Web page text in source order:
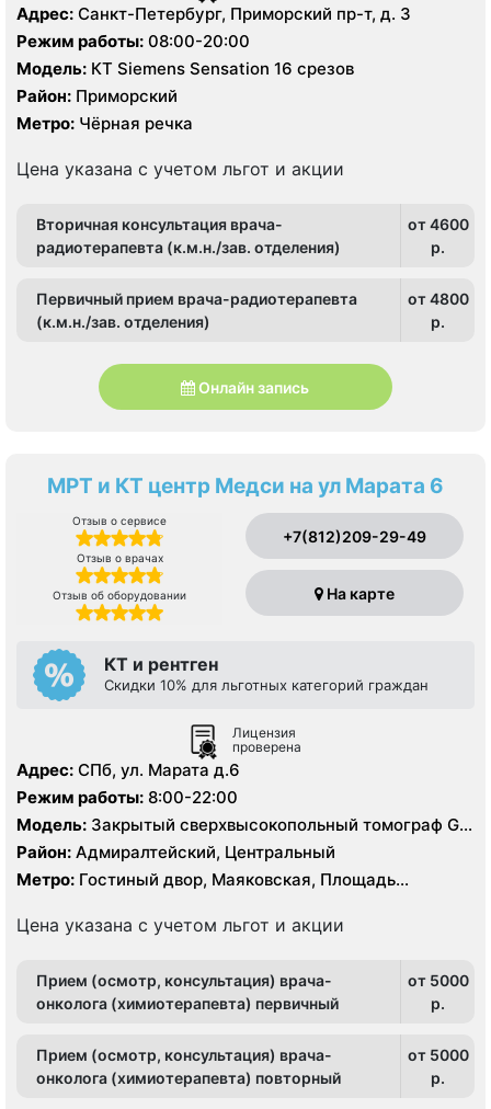
Адрес: Санкт-Петербург, Приморский пр-т, д. 3
Режим работы: 08:00-20:00
Модель: КТ Siemens Sensation 16 срезов
Район: Приморский
Метро: Чёрная речка
Цена указана с учетом льгот и акции
Вторичная консультация врача-
радиотерапевта (к.м.н./зав. отделения)
от 4600
p.
Первичный прием врача-радиотерапевта
(к.м.н./зав. отделения)
от 4800
p.
Онлайн запись
МРТ и КТ центр Медси на ул Марата 6
Отзыв о сервисе
Отзыв о врачах
Отзыв об оборудовании
+7(812)209-29-49
На карте
КТ и рентген
Скидки 10% для льготных категорий граждан
Лицензия
проверена
Адрес: СПб, ул. Марата д.6
Режим работы: 8:00-22:00
Модель: Закрытый сверхвысокопольный томограф GE
Signa HDxt 3.0 Тесла, КТ Philips Ingenuity 128 срезов,
Район: Адмиралтейский, Центральный
Метро: Гостиный двор, Маяковская, Площадь
Цена указана с учетом льгот и акции
Прием (осмотр, консультация) врача-
онколога (химиотерапевта) первичный
от 5000
p.
Прием (осмотр, консультация) врача-
онколога (химиотерапевта) повторный
от 5000
p.